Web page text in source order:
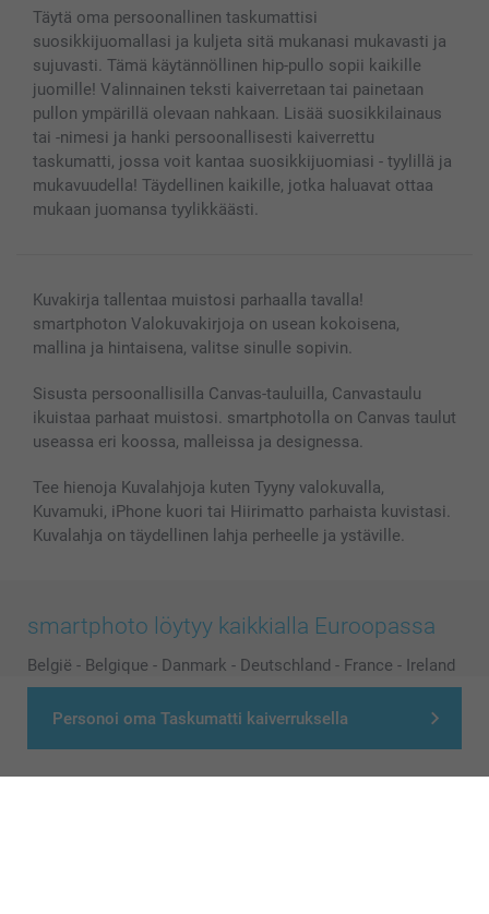
Personoi oma Taskumatti kaiverruksella
MyNameBook
Kuvakalenterit & Päivyrit
Valokuvakehykset & Lisätarvikkeet
Lahjakortti
Kaikki kuvatuotteet
Ehdot/takuut
Investor Relations
Hinnat & maksutavat
Tilausten tila
Täytä oma persoonallinen taskumattisi
suosikkijuomallasi ja kuljeta sitä mukanasi mukavasti ja
sujuvasti. Tämä käytännöllinen hip-pullo sopii kaikille
juomille! Valinnainen teksti kaiverretaan tai painetaan
pullon ympärillä olevaan nahkaan. Lisää suosikkilainaus
tai -nimesi ja hanki persoonallisesti kaiverrettu
taskumatti, jossa voit kantaa suosikkijuomiasi - tyylillä ja
mukavuudella! Täydellinen kaikille, jotka haluavat ottaa
mukaan juomansa tyylikkäästi.
Kuvakirja tallentaa muistosi parhaalla tavalla!
smartphoton Valokuvakirjoja on usean kokoisena,
mallina ja hintaisena, valitse sinulle sopivin.
Sisusta persoonallisilla Canvas-tauluilla, Canvastaulu
ikuistaa parhaat muistosi. smartphotolla on Canvas taulut
useassa eri koossa, malleissa ja designessa.
Tee hienoja Kuvalahjoja kuten Tyyny valokuvalla,
Kuvamuki, iPhone kuori tai Hiirimatto parhaista kuvistasi.
Kuvalahja on täydellinen lahja perheelle ja ystäville.
smartphoto löytyy kaikkialla Euroopassa
België - Belgique - Danmark - Deutschland - France - Ireland
- Nederland - Norge - Österreich - Schweiz - Suisse -
Switzerland - Suomi - Sverige United Kingdom
Other Countries